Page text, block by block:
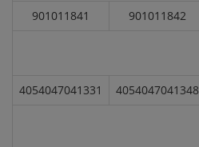
901011841 901011842
4054047041331 4054047041348